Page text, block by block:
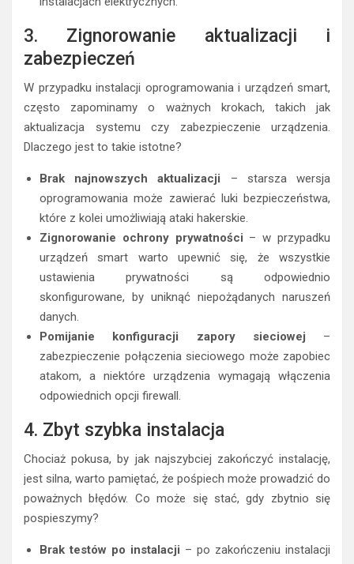
3. Zignorowanie aktualizacji i
zabezpieczeń
W przypadku instalacji oprogramowania i urządzeń smart,
często zapominamy o ważnych krokach, takich jak
aktualizacja systemu czy zabezpieczenie urządzenia.
Dlaczego jest to takie istotne?
Brak najnowszych aktualizacji – starsza wersja
oprogramowania może zawierać luki bezpieczeństwa,
które z kolei umożliwiają ataki hakerskie.
Zignorowanie ochrony prywatności – w przypadku
urządzeń smart warto upewnić się, że wszystkie
ustawienia prywatności są odpowiednio
skonfigurowane, by uniknąć niepożądanych naruszeń
danych.
Pomijanie konfiguracji zapory sieciowej –
zabezpieczenie połączenia sieciowego może zapobiec
atakom, a niektóre urządzenia wymagają włączenia
odpowiednich opcji firewall.
4. Zbyt szybka instalacja
Chociaż pokusa, by jak najszybciej zakończyć instalację,
jest silna, warto pamiętać, że pośpiech może prowadzić do
poważnych błędów. Co może się stać, gdy zbytnio się
pospieszymy?
Brak testów po instalacji – po zakończeniu instalacji